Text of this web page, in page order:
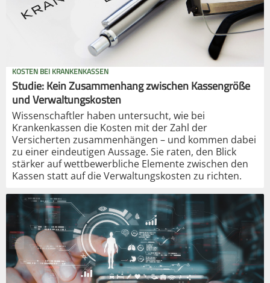
KOSTEN BEI KRANKENKASSEN
Studie: Kein Zusammenhang zwischen Kassengröße
und Verwaltungskosten
Wissenschaftler haben untersucht, wie bei
Krankenkassen die Kosten mit der Zahl der
Versicherten zusammenhängen – und kommen dabei
zu einer eindeutigen Aussage. Sie raten, den Blick
stärker auf wettbewerbliche Elemente zwischen den
Kassen statt auf die Verwaltungskosten zu richten.